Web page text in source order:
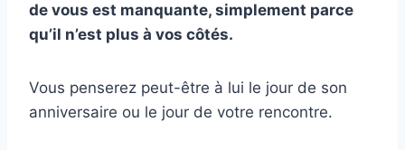
de vous est manquante, simplement parce
qu’il n’est plus à vos côtés.
Vous penserez peut-être à lui le jour de son
anniversaire ou le jour de votre rencontre.